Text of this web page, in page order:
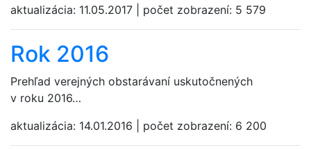
aktualizácia: 11.05.2017 počet zobrazení: 5 579
Rok 2016
Prehľad verejných obstarávaní uskutočnených
v roku 2016…
aktualizácia: 14.01.2016 počet zobrazení: 6 200